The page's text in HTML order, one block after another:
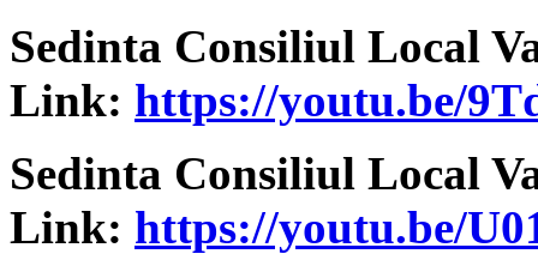
Sedinta Consiliul Local
Link: https://youtu.be/
Sedinta Consiliul Local
Link: https://youtu.be/